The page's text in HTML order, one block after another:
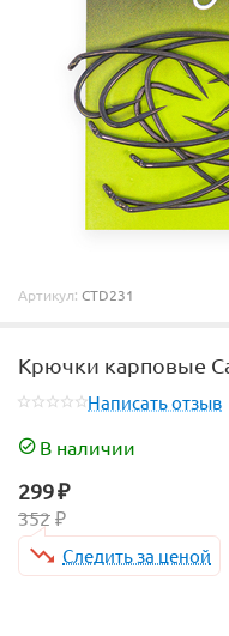
Артикул: CTD231
Крючки карповые
Написать отзыв
В наличии
299₽
352 ₽
Следить за ценой